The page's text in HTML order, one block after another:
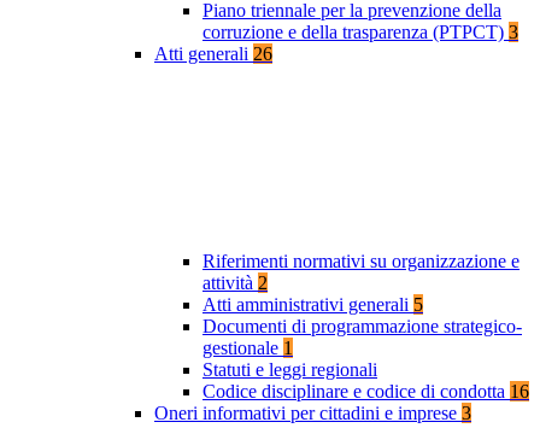
Piano triennale per la prevenzione della
corruzione e della trasparenza (PTPCT) 3
Atti generali 26
Riferimenti normativi su organizzazione e
attività 2
Atti amministrativi generali 5
Documenti di programmazione strategico-
gestionale 1
Statuti e leggi regionali
Codice disciplinare e codice di condotta 16
Oneri informativi per cittadini e imprese 3